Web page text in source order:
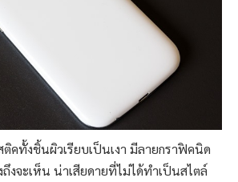
คทั้งชิ้นผิวเรียบเป็นเงา มีลายกราฟิคนิด
จะเห็น น่าเสียดายที่ไม่ได้ทำเป็นสไตล์